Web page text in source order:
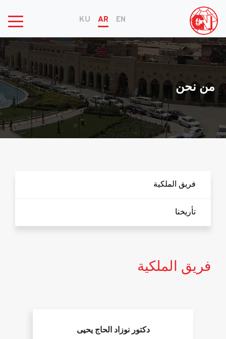
EN
AR
KU
من نحن
فريق الملكية
تأريخنا
فريق الملكية
دكتور نوزاد الحاج يحيى